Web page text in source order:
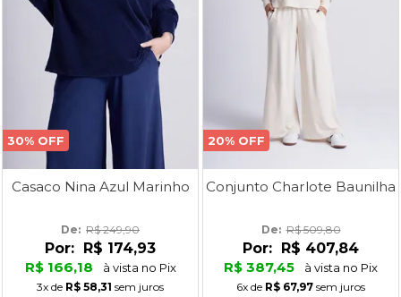
30% OFF
Casaco Nina Azul Marinho
De: R$ 249,90
Por: R$ 174,93
R$ 166,18
à vista no Pix
3x de R$ 58,31 sem juros
20% OFF
Conjunto Charlote Baunilha
De: R$ 509,80
Por: R$ 407,84
R$ 387,45
à vista no Pix
6x de R$ 67,97 sem juros